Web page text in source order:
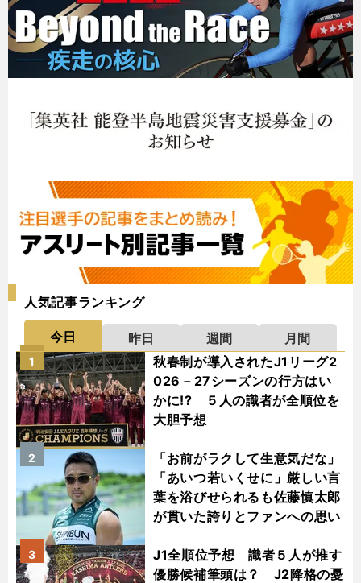
人気記事ランキング
今日 昨日 週間
月間
秋春制が導入されたJ1リーグ2
026－27シーズンの行方はい
かに!? ５人の識者が全順位を
大胆予想
1
「お前がラクして生意気だな」
「あいつ若いくせに」厳しい言
葉を浴びせられるも佐藤慎太郎
が貫いた誇りとファンへの思い
2
J1全順位予想 識者５人が推す
優勝候補筆頭は？ J2降格の憂
3